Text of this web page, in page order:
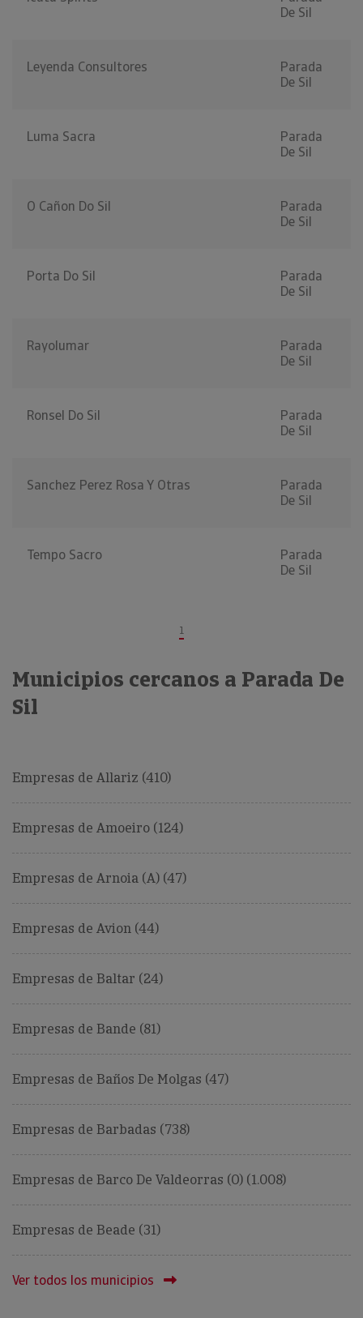
De Sil
Leyenda Consultores
Parada
De Sil
Luma Sacra
Parada
De Sil
O Cañon Do Sil
Parada
De Sil
Porta Do Sil
Parada
De Sil
Rayolumar
Parada
De Sil
Ronsel Do Sil
Parada
De Sil
Sanchez Perez Rosa Y Otras
Parada
De Sil
Tempo Sacro
Parada
De Sil
1
Municipios cercanos a Parada De
Sil
Empresas de Allariz (410)
Empresas de Amoeiro (124)
Empresas de Arnoia (A) (47)
Empresas de Avion (44)
Empresas de Baltar (24)
Empresas de Bande (81)
Empresas de Baños De Molgas (47)
Empresas de Barbadas (738)
Empresas de Barco De Valdeorras (O) (1.008)
Empresas de Beade (31)
Ver todos los municipios